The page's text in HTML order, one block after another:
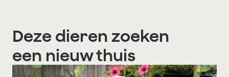
Deze dieren zoeken
een nieuw thuis